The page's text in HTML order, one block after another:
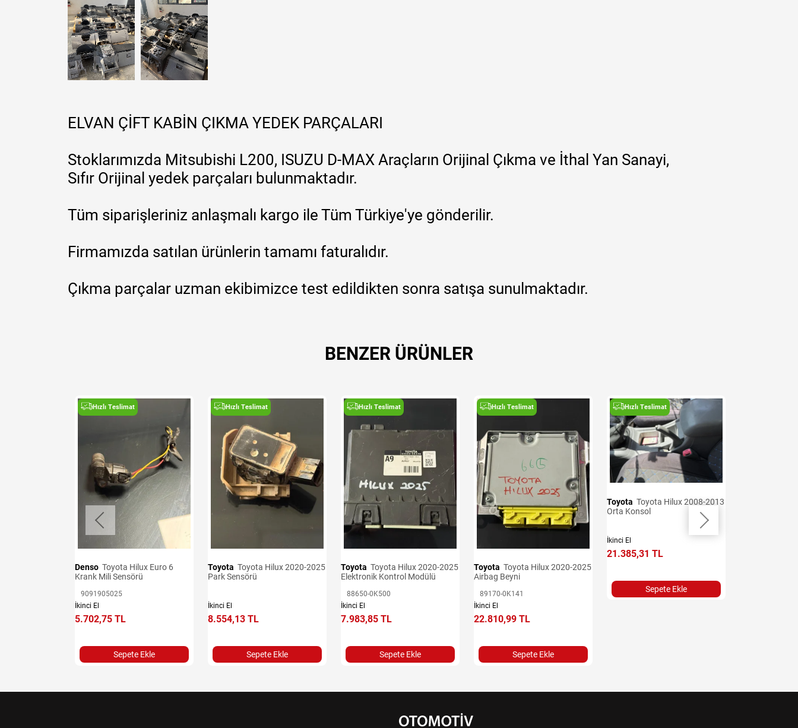
ELVAN ÇİFT KABİN ÇIKMA YEDEK PARÇALARI
Stoklarımızda Mitsubishi L200, ISUZU D-MAX Araçların Orijinal Çıkma ve İthal Yan Sanayi,
Sıfır Orijinal yedek parçaları bulunmaktadır.
Tüm siparişleriniz anlaşmalı kargo ile Tüm Türkiye'ye gönderilir.
Firmamızda satılan ürünlerin tamamı faturalıdır.
Çıkma parçalar uzman ekibimizce test edildikten sonra satışa sunulmaktadır.
BENZER ÜRÜNLER
Hızlı Teslimat
Denso Toyota Hilux Euro 6
Krank Mili Sensörü
9091905025
İkinci El
5.702,75 TL
Sepete Ekle
Hızlı Teslimat
Toyota
Park Sensörü
İkinci El
8.554,13 TL
Sepete Ekle
Hızlı Teslimat
Toyota
Elektronik Kontrol Modülü
88650-0K500
İkinci El
7.983,85 TL
Sepete Ekle
Hızlı Teslimat
Toyota
Airbag Beyni
89170-0K141
İkinci El
22.810,99 TL
Sepete Ekle
Hızlı Teslimat
Toyota
Orta Konsol
İkinci El
21.385,31 TL
Sepete Ekle